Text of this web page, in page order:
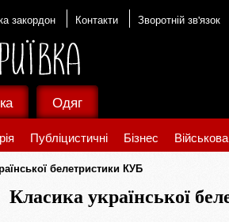
закордон Контакти Зворотній зв'язок
Публіцистичні Бізнес
Одяг
белетристики КУБ
Класика української